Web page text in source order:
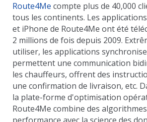
Route4Me compte plus de 40,000
tous les continents. Les
et iPhone de Route4Me ont été
2 millions de fois depuis 2009.
utiliser, les applications
permettent une communication
les chauffeurs, offrent des
une confirmation de livraison, etc.
la plate-forme d'optimisation
Route4Me combine des